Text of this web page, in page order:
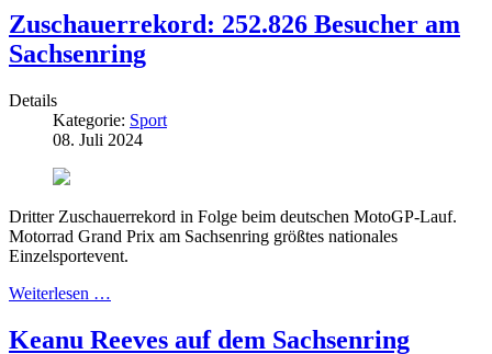
Zuschauerrekord: 252.826 Besucher am
Sachsenring
Details
Kategorie: Sport
08. Juli 2024
Dritter Zuschauerrekord in Folge beim deutschen MotoGP-Lauf.
Motorrad Grand Prix am Sachsenring größtes nationales
Einzelsportevent.
Weiterlesen …
Keanu Reeves auf dem Sachsenring